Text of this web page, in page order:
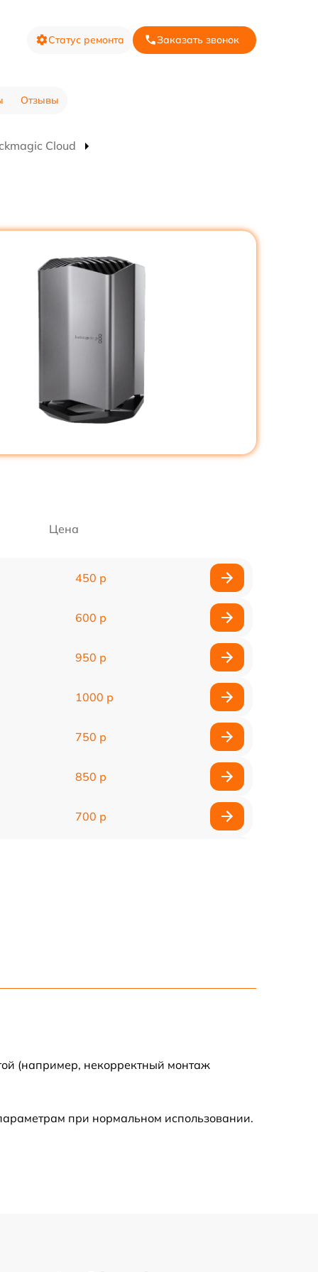
Статус ремонта Заказать звонок
Отзывы
Cloud
Цена
450 р
600 р
950 р
1000 р
750 р
850 р
700 р
(например, некорректный монтаж
при нормальном использовании.